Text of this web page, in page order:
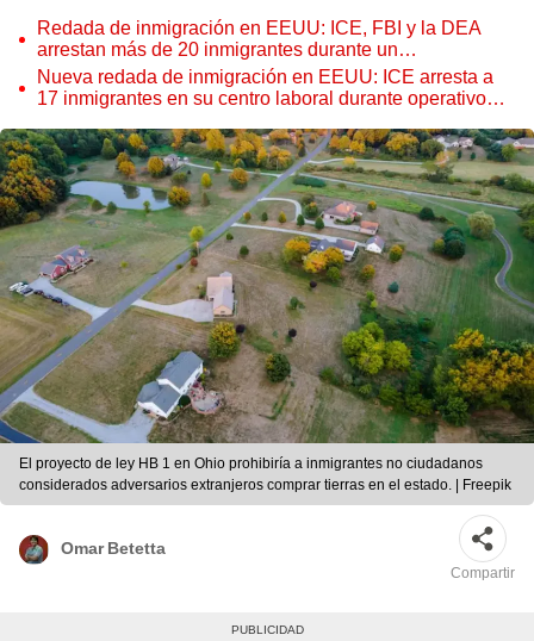
Redada de inmigración en EEUU: ICE, FBI y la DEA
arrestan más de 20 inmigrantes durante un
megaoperativo de 3 días
Nueva redada de inmigración en EEUU: ICE arresta a
17 inmigrantes en su centro laboral durante operativo
El proyecto de ley HB 1 en Ohio prohibiría a inmigrantes no ciudadanos
considerados adversarios extranjeros comprar tierras en el estado. | Freepik
Omar Betetta
Compartir